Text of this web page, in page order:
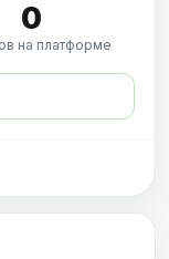
0
на платформе